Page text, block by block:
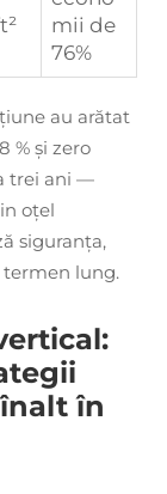
mii de
76%
au arătat
% și zero
trei ani —
oțel
siguranța,
lung.
în